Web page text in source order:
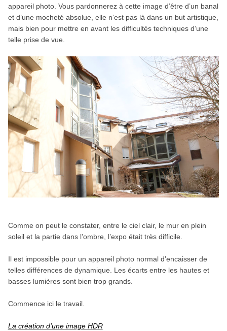
appareil photo. Vous pardonnerez à cette image d’être d’un banal
et d’une mocheté absolue, elle n’est pas là dans un but artistique,
mais bien pour mettre en avant les difficultés techniques d’une
telle prise de vue.
Comme on peut le constater, entre le ciel clair, le mur en plein
soleil et la partie dans l’ombre, l’expo était très difficile.
Il est impossible pour un appareil photo normal d’encaisser de
telles différences de dynamique. Les écarts entre les hautes et
basses lumières sont bien trop grands.
Commence ici le travail.
La création d’une image HDR